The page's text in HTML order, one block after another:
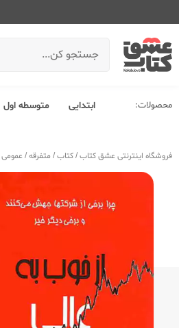
محصولات: ابتدایی متوسطه اول
فروشگاه اینترنتی عشق کتاب/کتاب/ متفرقه/ عمومی